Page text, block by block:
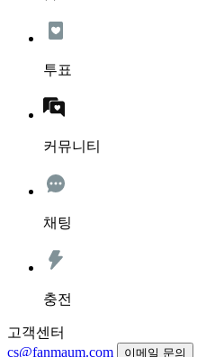
투표
커뮤니티
채팅
충전
고객센터
cs@fanmaum.com
이메일 문의